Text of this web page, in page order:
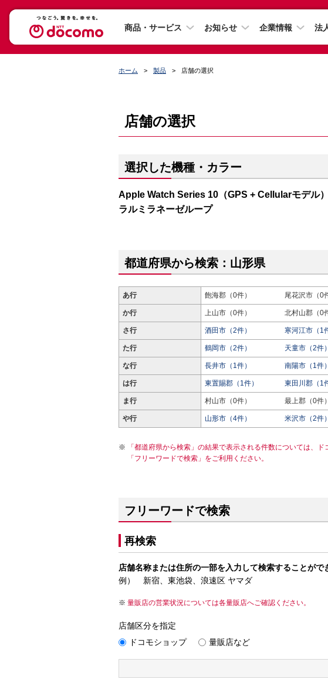
商品・サービス お知らせ 企業情報 法
ホーム 製品 店舗の選択
店舗の選択
選択した機種・カラー
Apple Watch Series 10（GPS + Cellularモデル
ラルミラネーゼループ
都道府県から検索：山形県
あ行 飽海郡（0件） 尾花沢市（0
か行 上山市（0件） 北村山郡（0
さ行 酒田市（2件） 寒河江市（1
た行 鶴岡市（2件） 天童市（2件）
な行 長井市（1件） 南陽市（1件）
は行 東置賜郡（1件） 東田川郡（1
ま行 村山市（0件） 最上郡（0件）
や行 山形市（4件） 米沢市（2件）
「都道府県から検索」の結果で表示される件数については、
「フリーワードで検索」をご利用ください。
フリーワードで検索
再検索
店舗名称または住所の一部を入力して検索することがで
例） 新宿、東池袋、浪速区 ヤマダ
量販店の営業状況については各量販店へご確認ください。
店舗区分を指定
ドコモショップ
量販店など